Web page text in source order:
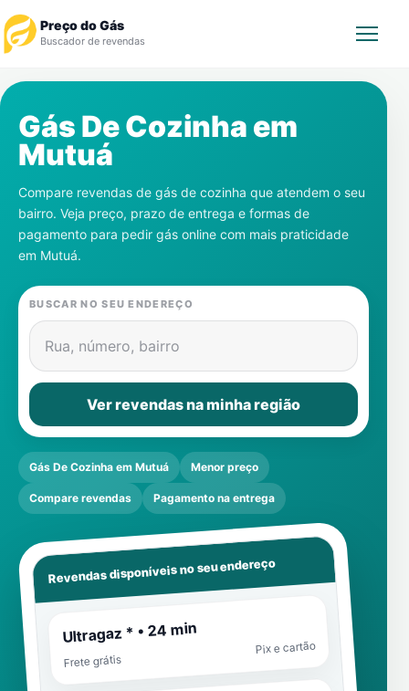
Preço do Gás
Buscador de revendas
Revendedor
Notícias
Cadastre-se
Gás
Contatos
Gás De Cozinha em
Mutuá
Compare revendas de gás de cozinha que atendem o seu
bairro. Veja preço, prazo de entrega e formas de
pagamento para pedir gás online com mais praticidade
em Mutuá.
BUSCAR NO SEU ENDEREÇO
Rua, número, bairro
Ver revendas na minha região
Gás De Cozinha em Mutuá Menor preço
Compare revendas Pagamento na entrega
Revendas disponíveis no seu endereço
Ultragaz * • 24 min
Frete grátis
Pix e cartão